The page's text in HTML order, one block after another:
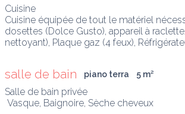
Cuisine
Cuisine équipée de tout le matériel
dosettes (Dolce Gusto), appareil à
nettoyant), Plaque gaz (4 feux),
salle de bain piano terra 5 m²
Salle de bain privée
Vasque, Baignoire, Sèche cheveux